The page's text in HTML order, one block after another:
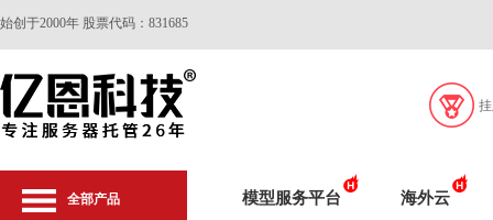
始创于2000年 股票代码：831685
全部产品 模型服务平台 海外云